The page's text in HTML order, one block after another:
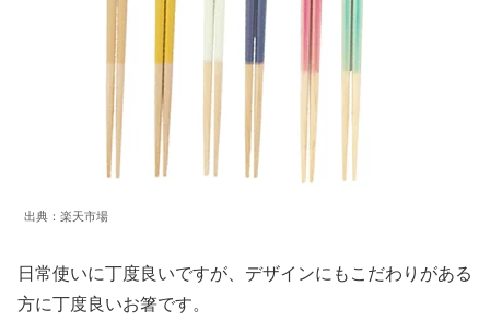
出典：楽天市場
日常使いに丁度良いですが、デザインにもこだわりがある
方に丁度良いお箸です。